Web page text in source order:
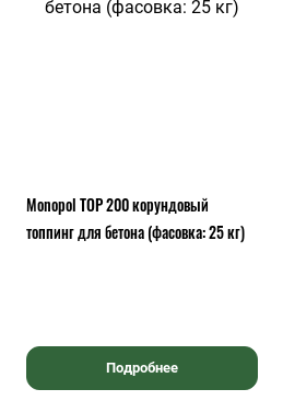
Monopol TOP 200 корундовый
топпинг для бетона (фасовка: 25 кг)
Подробнее